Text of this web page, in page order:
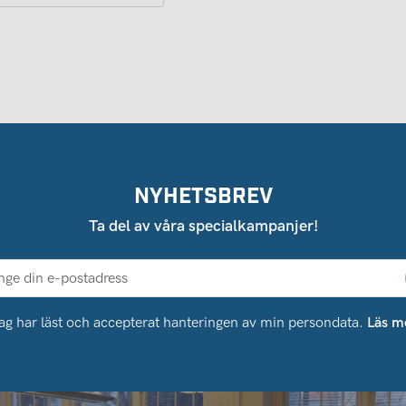
NYHETSBREV
Ta del av våra specialkampanjer!
har läst och accepterat hanteringen av min persondata. Läs